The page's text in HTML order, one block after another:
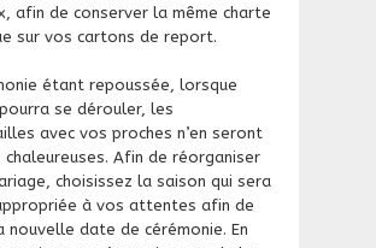
afin de conserver la même charte
sur vos cartons de report.
étant repoussée, lorsque
se dérouler, les
avec vos proches n’en seront
chaleureuses. Afin de réorganiser
choisissez la saison qui sera
à vos attentes afin de
nouvelle date de cérémonie. En